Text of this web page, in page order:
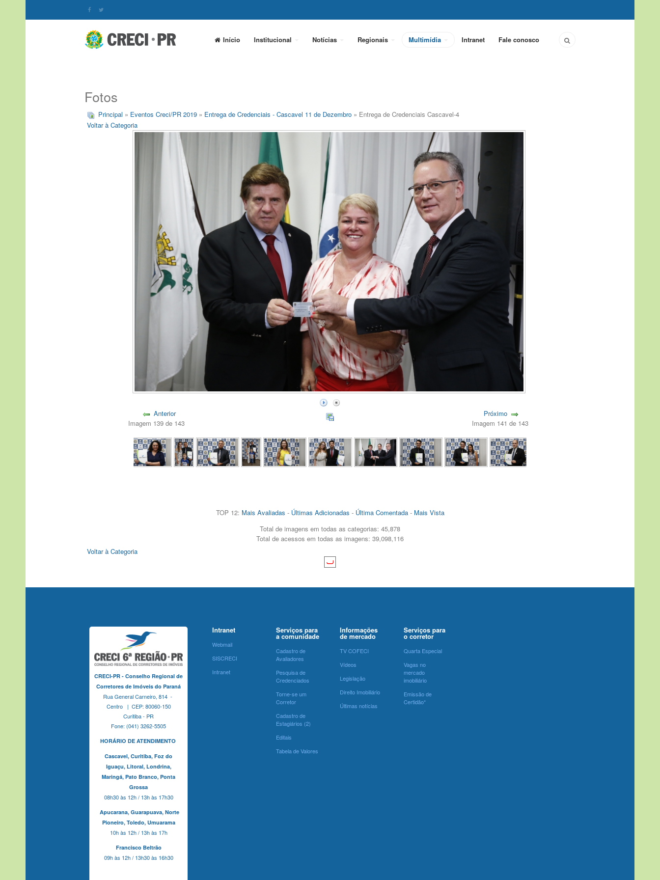
Início Institucional Notícias Regionais Multimídia Intranet Fale conosco
Fotos
Principal » Eventos Creci/PR 2019 » Entrega de Credenciais - Cascavel 11 de Dezembro » Entrega de Credenciais Cascavel-4
Voltar à Categoria
Anterior
Imagem 139 de 143
Próximo
Imagem 141 de 143
TOP 12: Mais Avaliadas - Últimas Adicionadas - Última Comentada- Mais Vista
Total de imagens em todas as categorias: 45,878
Total de acessos em todas as imagens: 39,098,116
Voltar à Categoria
CRECI-PR - Conselho Regional de
Corretores de Imóveis do Paraná
Rua General Carneiro, 814 -
Centro | CEP: 80060-150
Curitiba - PR
Fone: (041) 3262-5505
HORÁRIO DE ATENDIMENTO
Cascavel, Curitiba, Foz do
Iguaçu, Litoral, Londrina,
Maringá, Pato Branco, Ponta
Grossa
08h30 às 12h / 13h às 17h30
Apucarana, Guarapuava, Norte
Pioneiro, Toledo, Umuarama
10h às 12h / 13h às 17h
Francisco Beltrão
09h às 12h / 13h30 às 16h30
Intranet
Webmail
SISCRECI
Intranet
Serviços para
a comunidade
Cadastro de
Avaliadores
Pesquisa de
Credenciados
Torne-se um
Corretor
Cadastro de
Estagiários (2)
Editais
Tabela de Valores
Informações
de mercado
TV COFECI
Vídeos
Legislação
Direito Imobiliário
Últimas notícias
Serviços para
o corretor
Quarta Especial
Vagas no
mercado
imobiliário
Emissão de
Certidão*